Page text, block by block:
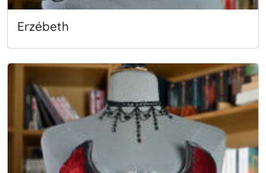
Erzébeth